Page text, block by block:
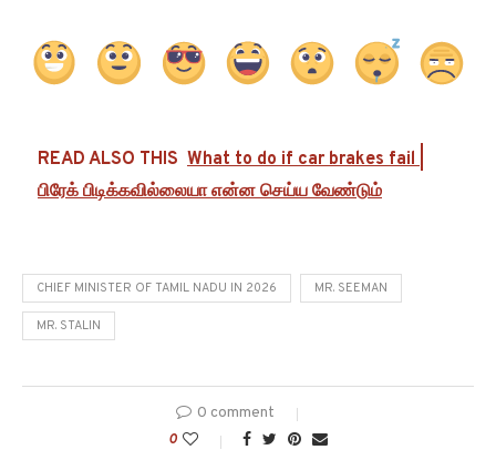
READ ALSO THIS What to do if car brakes fail |
பிரேக் பிடிக்கவில்லையா என்ன செய்ய வேண்டும்
CHIEF MINISTER OF TAMIL NADU IN 2026 MR. SEEMAN
MR. STALIN
0 comment
0